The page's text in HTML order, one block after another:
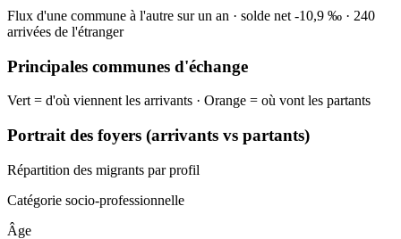
Flux d'une commune à l'autre sur un an · solde net -10,9 ‰ · 240
arrivées de l'étranger
Principales communes d'échange
Vert = d'où viennent les arrivants · Orange = où vont les partants
Portrait des foyers (arrivants vs partants)
Répartition des migrants par profil
Catégorie socio-professionnelle
Âge